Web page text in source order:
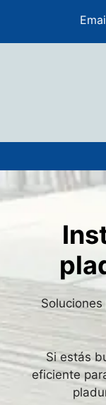
contenido
Si estás
eficiente